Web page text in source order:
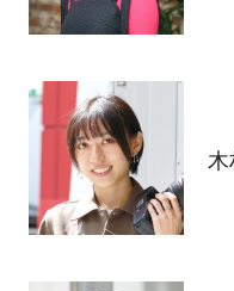
木